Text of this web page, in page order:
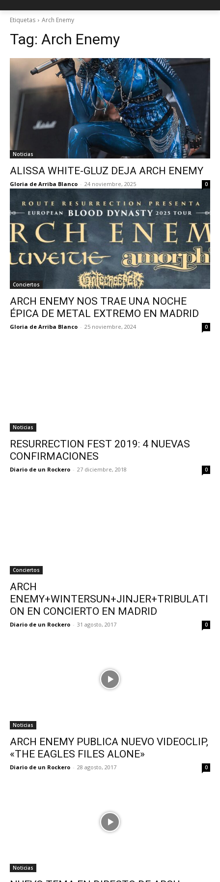
Etiquetas Arch Enemy
Tag: Arch Enemy
Noticias
ALISSA WHITE-GLUZ DEJA ARCH ENEMY
Gloria de Arriba Blanco - 24 noviembre, 2025 0
Conciertos
ARCH ENEMY NOS TRAE UNA NOCHE
ÉPICA DE METAL EXTREMO EN MADRID
Gloria de Arriba Blanco - 25 noviembre, 2024 0
Noticias
RESURRECTION FEST 2019: 4 NUEVAS
CONFIRMACIONES
Diario de un Rockero - 27 diciembre, 2018 0
Conciertos
ARCH
ENEMY+WINTERSUN+JINJER+TRIBULATI
ON EN CONCIERTO EN MADRID
Diario de un Rockero - 31 agosto, 2017 0
Noticias
ARCH ENEMY PUBLICA NUEVO VIDEOCLIP,
«THE EAGLES FILES ALONE»
Diario de un Rockero - 28 agosto, 2017 0
Noticias